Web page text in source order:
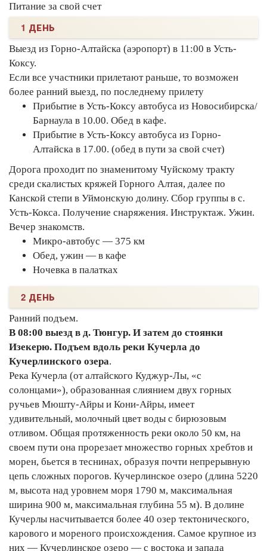
Питание за свой счет
1 ДЕНЬ
Выезд из Горно-Алтайска (аэропорт) в 11:00 в Усть-
Коксу.
Если все участники прилетают раньше, то возможен
более ранний выезд, по последнему прилету
Прибытие в Усть-Коксу автобуса из Новосибирска/
Барнаула в 10.00. Обед в кафе.
Прибытие в Усть-Коксу автобуса из Горно-
Алтайска в 17.00. (обед в пути за свой счет)
Дорога проходит по знаменитому Чуйскому тракту
среди скалистых кряжей Горного Алтая, далее по
Канской степи в Уймонскую долину. Сбор группы в с.
Усть-Кокса. Получение снаряжения. Инструктаж. Ужин.
Вечер знакомств.
Микро-автобус — 375 км
Обед, ужин — в кафе
Ночевка в палатках
2 ДЕНЬ
Ранний подъем.
В 08:00 выезд в д. Тюнгур. И затем до стоянки
Изекерю. Подъем вдоль реки Кучерла до
Кучерлинского озера.
Река Кучерла (от алтайского Куджур-Лы, «с
солонцами»), образованная слиянием двух горных
ручьев Мюшту-Айры и Кони-Айры, имеет
удивительный, молочный цвет воды с бирюзовым
отливом. Общая протяженность реки около 50 км, на
своем пути она прорезает множество горных хребтов и
морен, бьется в теснинах, образуя почти непрерывную
цепь сложных порогов. Кучерлинское озеро (длина 5220
м, высота над уровнем моря 1790 м, максимальная
ширина 900 м, максимальная глубина 55 м). В долине
Кучерлы насчитывается более 40 озер тектонического,
карового и мореного происхождения. Самое крупное из
них — Кучерлинское озеро — с востока и запада